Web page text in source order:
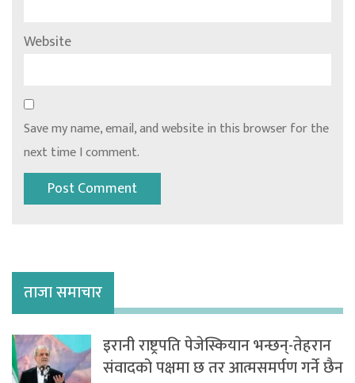
Website
Save my name, email, and website in this browser for the
next time I comment.
ताजा समाचार
इरानी राष्ट्रपति पेजेस्कियान भन्छन्-तेहरान
संवादको पक्षमा छ तर आत्मसमर्पण गर्ने छैन